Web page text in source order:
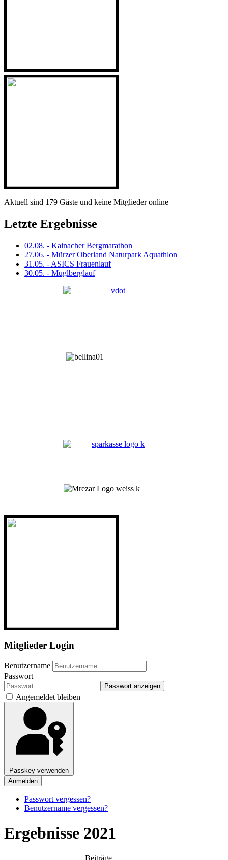
Aktuell sind 179 Gäste und keine Mitglieder online
Letzte Ergebnisse
02.08. - Kainacher Bergmarathon
27.06. - Mürzer Oberland Naturpark Aquathlon
31.05. - ASICS Frauenlauf
30.05. - Muglberglauf
Mitglieder Login
Benutzername
Passwort
Passwort anzeigen
Angemeldet bleiben
Passkey verwenden
Anmelden
Passwort vergessen?
Benutzername vergessen?
Ergebnisse 2021
Beiträge